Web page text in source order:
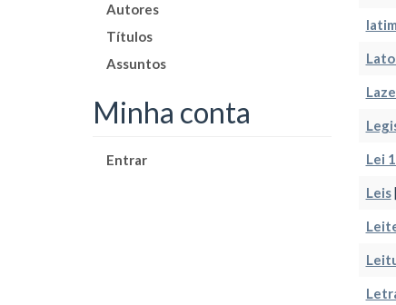
Autores
Títulos
Assuntos
Minha conta
Entrar
latim
Lei
Leis